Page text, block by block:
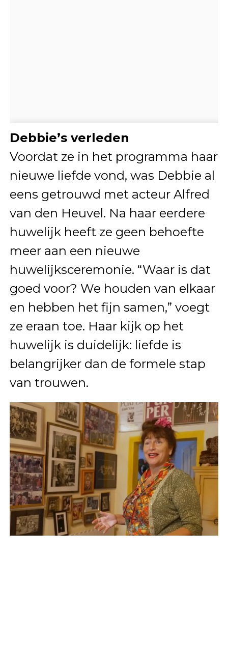
Debbie’s verleden
Voordat ze in het programma haar
nieuwe liefde vond, was Debbie al
eens getrouwd met acteur Alfred
van den Heuvel. Na haar eerdere
huwelijk heeft ze geen behoefte
meer aan een nieuwe
huwelijksceremonie. “Waar is dat
goed voor? We houden van elkaar
en hebben het fijn samen,” voegt
ze eraan toe. Haar kijk op het
huwelijk is duidelijk: liefde is
belangrijker dan de formele stap
van trouwen.